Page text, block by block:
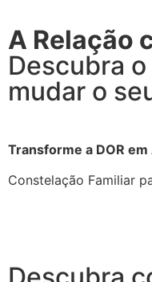
A Relação
Descubra
mudar o
Transforme a DOR
Constelação Familiar